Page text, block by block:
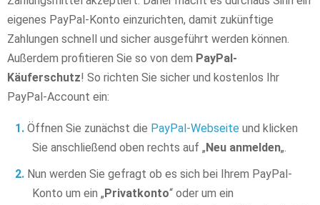
eigenes PayPal-Konto einzurichten, damit zukünftige
Zahlungen schnell und sicher ausgeführt werden können.
Außerdem profitieren Sie so von dem PayPal-
Käuferschutz! So richten Sie sicher und kostenlos Ihr
PayPal-Account ein:
Öffnen Sie zunächst die PayPal-Webseite und klicken
Sie anschließend oben rechts auf „ Neu anmelden„.
Nun werden Sie gefragt ob es sich bei Ihrem PayPal-
Konto um ein „ Privatkonto“ oder um ein